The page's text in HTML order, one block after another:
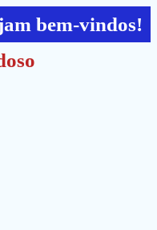
bem-vindos!